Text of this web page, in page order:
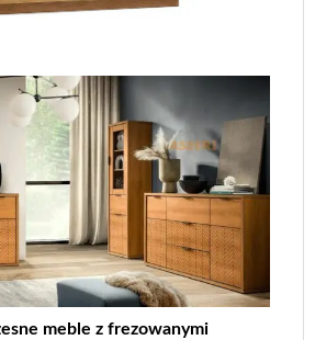
meble z frezowanymi